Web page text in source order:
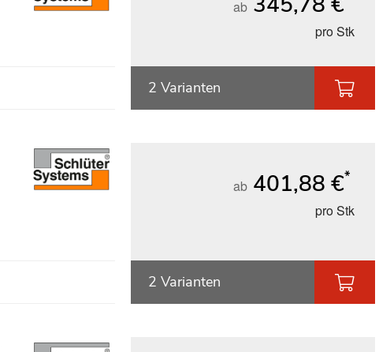
ab
pro Stk
2 Varianten
ab 401,88 €*
pro Stk
2 Varianten